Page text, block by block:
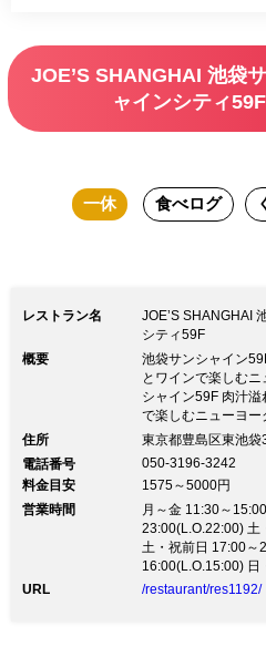
JOE’S SHANGHAI 池袋
ャインシティ
一休 食べログ
レストラン名
JOE’S SHANGHAI
シティ59F
概要
池袋サンシャイン
とワインで楽しむ
シャイン59F 肉汁
で楽しむニューヨ
定！飲み放題付きプ
ンチャイニーズ料
小籠包、フカヒレ姿
特別コース】 お一
名様～80名様 【早
放題30分延長！
話にてお申し込みく
住所
東京都豊島区東池
電話番号
050-3196-3242
料金目安
1575～5000円
営業時間
月～金 11:30～
23:00(L.O.22:00) 土
土・祝前日 17:00～
16:00(L.O.15:00)
URL
/restaurant/res1192/